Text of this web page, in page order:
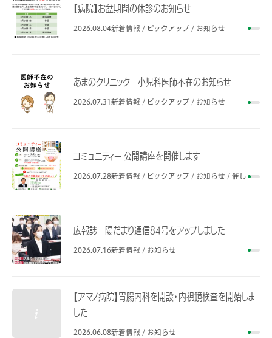
【病院】お盆期間の休診のお知らせ
2026.08.04新着情報 / ピックアップ / お知らせ
あまのクリニック 小児科医師不在のお知らせ
2026.07.31新着情報 / ピックアップ / お知らせ
コミュニティー 公開講座を開催します
2026.07.28新着情報 / ピックアップ / お知らせ / 催し
広報誌 陽だまり通信84号をアップしました
2026.07.16新着情報 / お知らせ
【アマノ病院】胃腸内科を開設・内視鏡検査を開始しま
した
2026.06.08新着情報 / お知らせ